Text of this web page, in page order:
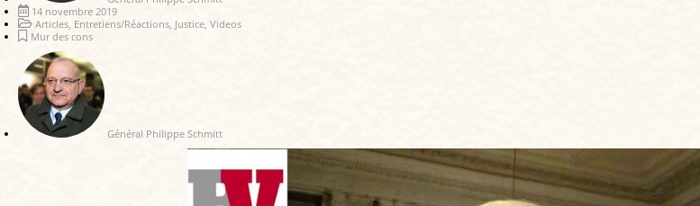
14 novembre 2019
Articles, Entretiens/Réactions, Justice, Videos
Mur des cons
Général Philippe Schmitt